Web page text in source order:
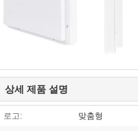
상세 제품 설명
로고: 맞춤형